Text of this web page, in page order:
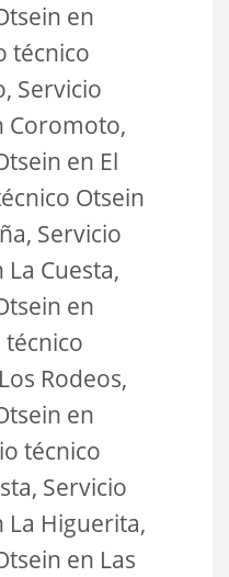
en
técnico
Servicio
Coromoto,
en El
Otsein
Servicio
Cuesta,
en
técnico
Rodeos,
en
técnico
Servicio
La Higuerita,
en Las